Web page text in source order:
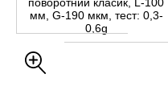
мм, G-190 мкм, тест: 0,3-
0,6g